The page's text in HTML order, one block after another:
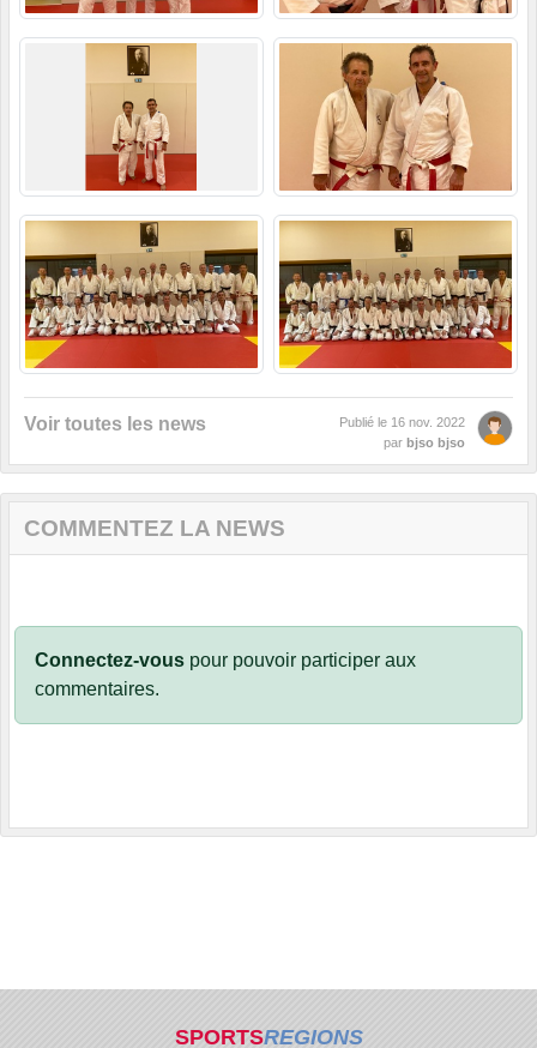
Voir toutes les news Publié le 16 nov. 2022
par bjso bjso
COMMENTEZ LA NEWS
Connectez-vous pour pouvoir participer aux
commentaires.
SPORTSREGIONS